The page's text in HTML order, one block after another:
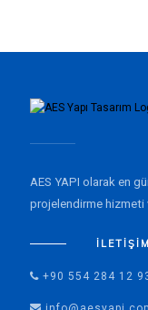
AES YAPI olarak en
projelendirme hizmeti
İLETIŞIM
+90 554 284 12